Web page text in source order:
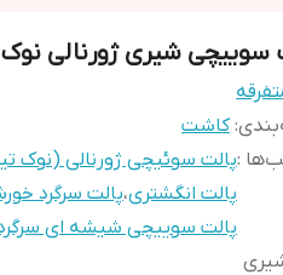
سوییچی شیری ژورنالی نوک
:کاشت
:پالت سوئیچی ژورنالی (نوک
پالت انگشتری،پالت سرگرد
پالت سوییچی شیشه ای